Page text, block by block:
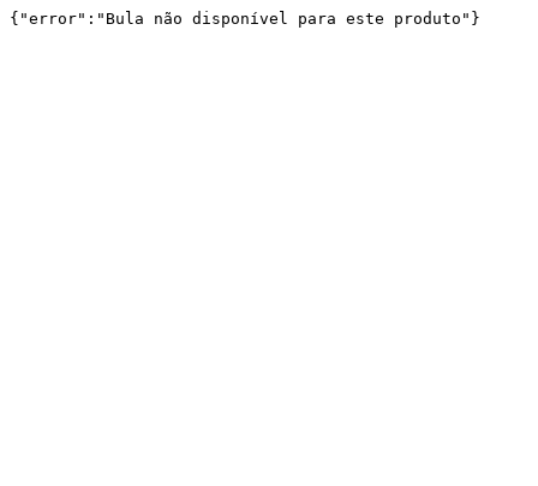
{"error":"Bula não disponível para este produto"}